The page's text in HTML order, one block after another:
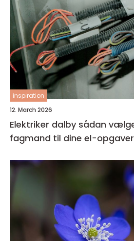
inspiration
12. March 2026
Elektriker dalby sådan vælger du den rigtige
fagmand til dine el-opgaver